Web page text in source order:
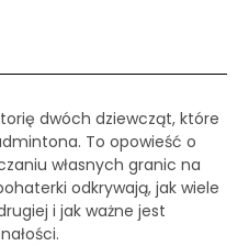
dwóch dziewcząt, które
To opowieść o
własnych granic na
odkrywają, jak wiele
i jak ważne jest